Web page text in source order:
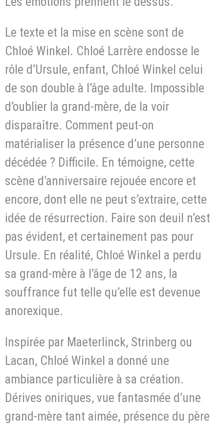
Le texte et la mise en scène sont de
Chloé Winkel. Chloé Larrère endosse le
rôle d’Ursule, enfant, Chloé Winkel celui
de son double à l’âge adulte. Impossible
d’oublier la grand-mère, de la voir
disparaître. Comment peut-on
matérialiser la présence d’une personne
décédée ? Difficile. En témoigne, cette
scène d’anniversaire rejouée encore et
encore, dont elle ne peut s’extraire, cette
idée de résurrection. Faire son deuil n’est
pas évident, et certainement pas pour
Ursule. En réalité, Chloé Winkel a perdu
sa grand-mère à l’âge de 12 ans, la
souffrance fut telle qu’elle est devenue
anorexique.
Inspirée par Maeterlinck, Strinberg ou
Lacan, Chloé Winkel a donné une
ambiance particulière à sa création.
Dérives oniriques, vue fantasmée d’une
grand-mère tant aimée, présence du père